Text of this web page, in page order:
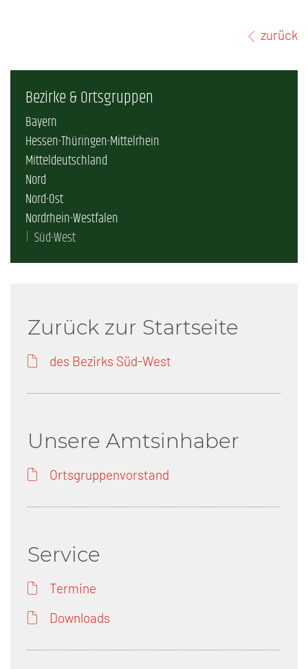
zurück
Bezirke & Ortsgruppen
Bayern
Hessen-Thüringen-Mittelrhein
Mitteldeutschland
Nord
Nord-Ost
Nordrhein-Westfalen
Süd-West
Zurück zur Startseite
des Bezirks Süd-West
Unsere Amtsinhaber
Ortsgruppenvorstand
Service
Termine
Downloads